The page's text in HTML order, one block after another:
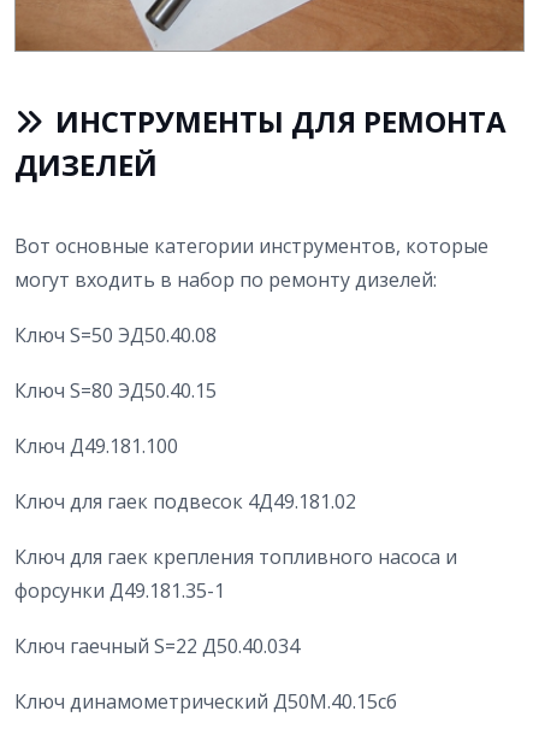
ИНСТРУМЕНТЫ ДЛЯ РЕМОНТА
ДИЗЕЛЕЙ
Вот основные категории инструментов, которые
могут входить в набор по ремонту дизелей:
Ключ S=50 ЭД50.40.08
Ключ S=80 ЭД50.40.15
Ключ Д49.181.100
Ключ для гаек подвесок 4Д49.181.02
Ключ для гаек крепления топливного насоса и
форсунки Д49.181.35-1
Ключ гаечный S=22 Д50.40.034
Ключ динамометрический Д50М.40.15сб